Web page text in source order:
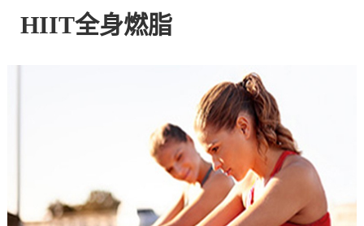
有
官
HIIT全身燃脂